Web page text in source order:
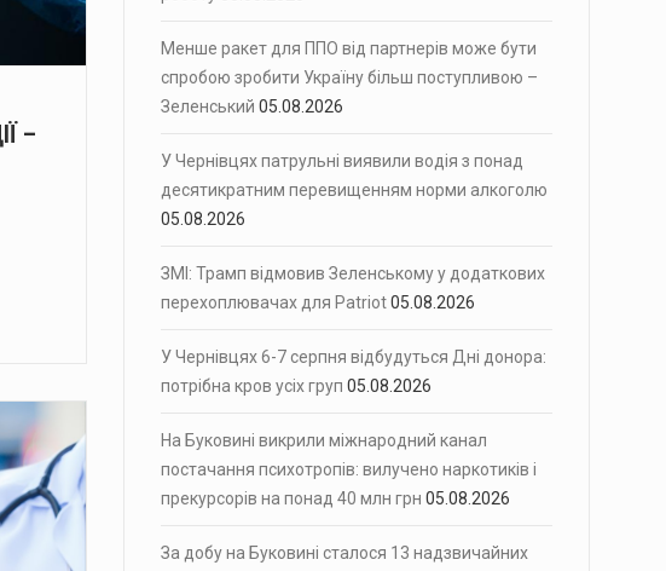
більш поступливою - Зеленський
норми алкоголю У Чернівцях патрульні виявили водія,…
–
Менше ракет для ППО від партнерів може бути
спробою зробити Україну більш поступливою –
Зеленський 05.08.2026
У Чернівцях патрульні виявили водія з понад
десятикратним перевищенням норми алкоголю
05.08.2026
ЗМІ: Трамп відмовив Зеленському у додаткових
перехоплювачах для Patriot05.08.2026
У Чернівцях 6-7 серпня відбудуться Дні донора:
потрібна кров усіх груп 05.08.2026
На Буковині викрили міжнародний канал
постачання психотропів: вилучено наркотиків і
прекурсорів на понад 40 млн грн 05.08.2026
За добу на Буковині сталося 13 надзвичайних